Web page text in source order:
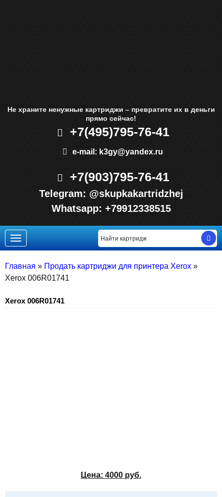
Не храните ненужные картриджи – превратите их в деньги
прямо сейчас!
+7(495)795-76-41
e-mail: k3gy@yandex.ru
+7(903)795-76-41
Telegram: @skupkakartridzhej
Whatsapp: +79912338515
Toggle
navigation
Главная » Продать картриджи для принтера Xerox »
Xerox 006R01741
Xerox 006R01741
Цена: 4000 руб.